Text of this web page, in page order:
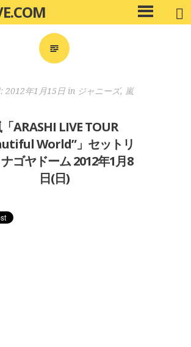
メ
イ
2012年1月15日 in ジャニーズ, 嵐
ARASHI LIVE TOUR
World”」セットリ
ゴヤドーム 2012年1月8
日(日)